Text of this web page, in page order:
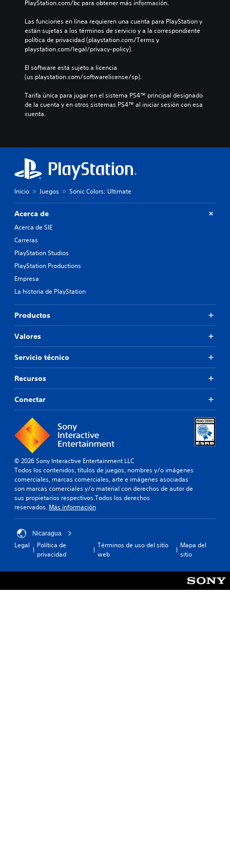
PlayStation.com/bc para obtener más información.
Las funciones en línea requieren una cuenta para PlayStation y
están sujetas a los términos de servicio y a la correspondiente
política de privacidad (playstation.com/Terms y
playstation.com/legal/privacy-policy).
El software está sujeto a licencia
(us.playstation.com/softwarelicense/sp).
Tarifa única para jugar en el sistema PS4™ principal designado
de la cuenta y en otros sistemas PS4™ al iniciar sesión con esa
cuenta.
Inicio Juegos Sonic Colors: Ultimate
Acerca de
Acerca de SIE
Carreras
PlayStation Studios
PlayStation Productions
Empresa
La historia de PlayStation
Productos
Valores
Servicio técnico
Recursos
Conectar
© 2026 Sony Interactive Entertainment LLC
Todos los contenidos, títulos de juegos, nombres y/o imágenes
comerciales, marcas comerciales, arte e imágenes asociadas
son marcas comerciales y/o material con derechos de autor de
sus propietarios respectivos.Todos los derechos
reservados. Más información
Nicaragua
Legal
Política de
privacidad
Términos de uso del sitio
web
Mapa del
sitio